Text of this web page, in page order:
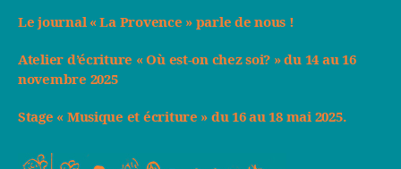
Le journal « La Provence » parle de nous !
Atelier d’écriture « Où est-on chez soi? » du 14 au 16
novembre 2025
Stage « Musique et écriture » du 16 au 18 mai 2025.